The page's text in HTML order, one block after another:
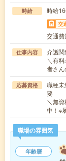
時給 時給
交
交通
仕事内容
介護関
＼有
者さ
応募資格
職種未
要
＼無
中！※
職場の雰囲気
年齢層